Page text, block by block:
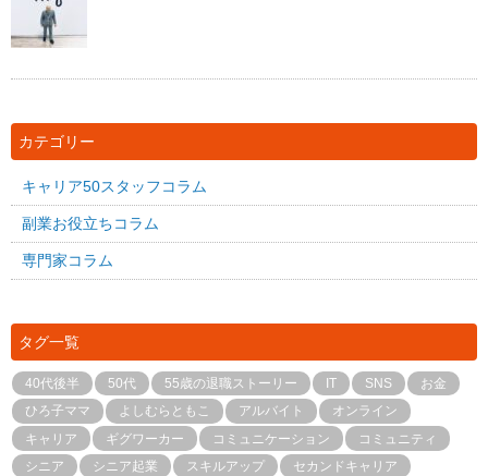
カテゴリー
キャリア50スタッフコラム
副業お役立ちコラム
専門家コラム
タグ一覧
40代後半 50代 55歳の退職ストーリー IT SNS
お金
ひろ子ママ
よしむらともこ アルバイト
オンライン
キャリア
ギグワーカー コミュニケーション
コミュニティ
シニア
シニア起業 スキルアップ
セカンドキャリア